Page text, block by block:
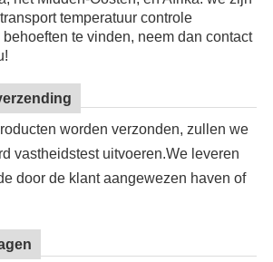
temperatuur controle
te vinden, neem dan contact
worden verzonden, zullen we
vastheidstest uitvoeren.We leveren
door de klant aangewezen haven of